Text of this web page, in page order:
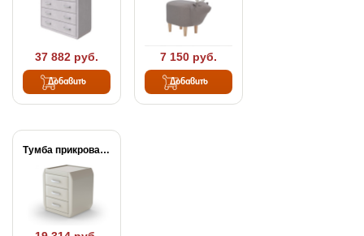
37 882 руб.
Добавить
7 150 руб.
Добавить
Тумба прикроватная Comfy